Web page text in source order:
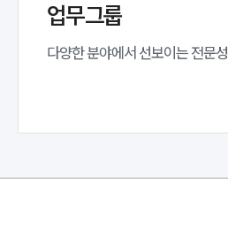
업무그룹
다양한 분야에서 선보이는 전문성